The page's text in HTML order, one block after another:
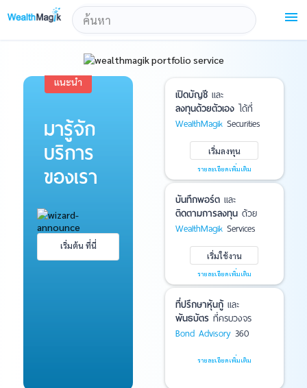
menu
แนะนำ
มารู้จัก
บริการ
ของเรา
เริ่มต้น ที่นี่
เปิดบัญชีและ
ลงทุนด้วยตัวเองได้ที่
WealthMagikSecurities
เริ่มลงทุน
รายละเอียดเพิ่มเติม
บันทึกพอร์ตและ
ติดตามการลงทุนด้วย
WealthMagikServices
เริ่มใช้งาน
รายละเอียดเพิ่มเติม
ที่ปรึกษาหุ้นกู้และ
พันธบัตรที่ครบวงจร
Bond Advisory360
รายละเอียดเพิ่มเติม
!-- Start Advertise -->